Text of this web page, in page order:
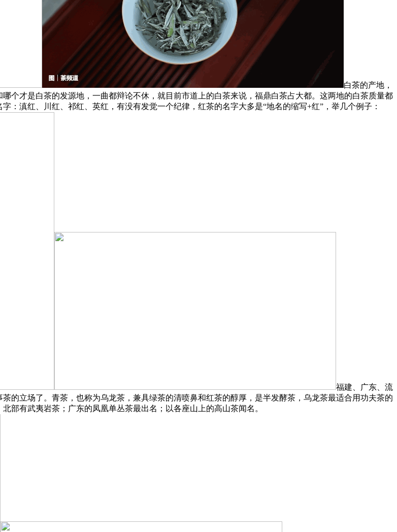
白茶的产地，
个才是白茶的发源地，一曲都辩论不休，就目前市道上的白茶来说，福鼎白茶占大都。这两地的白茶质量都
：滇红、川红、祁红、英红，有没有发觉一个纪律，红茶的名字大多是“地名的缩写+红”，举几个例子：
福建、广东、流
的立场了。青茶，也称为乌龙茶，兼具绿茶的清喷鼻和红茶的醇厚，是半发酵茶，乌龙茶最适合用功夫茶的
部有武夷岩茶；广东的凤凰单丛茶最出名；以各座山上的高山茶闻名。